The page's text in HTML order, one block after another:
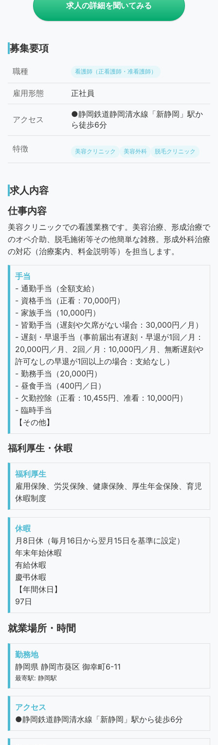
求人の詳細を聞いてみる
募集要項
職種 看護師（正看護師・准看護師）
雇用形態 正社員
アクセス
●静岡鉄道静岡清水線「新静岡」駅か
ら徒歩6分
特徴 美容クリニック 美容外科 脱毛クリニック
求人内容
仕事内容
美容クリニックでの看護業務です。美容治療、形成治療で
のオペ介助、脱毛施術等その他簡単な雑務。形成外科治療
の対応（治療案内、料金説明等）を担当します。
手当
- 通勤手当（全額支給）
- 資格手当（正看：70,000円）
- 家族手当（10,000円）
- 皆勤手当（遅刻や欠席がない場合：30,000円／月）
- 遅刻・早退手当（事前届出有遅刻・早退が1回／月：
20,000円／月、2回／月：10,000円／月、無断遅刻や
許可なしの早退が1回以上の場合：支給なし）
- 勤務手当（20,000円）
- 昼食手当（400円／日）
- 欠勤控除（正看：10,455円、准看：10,000円）
- 臨時手当
【その他】
福利厚生・休暇
福利厚生
雇用保険、労災保険、健康保険、厚生年金保険、育児
休暇制度
休暇
月8日休（毎月16日から翌月15日を基準に設定）
年末年始休暇
有給休暇
慶弔休暇
【年間休日】
97日
就業場所・時間
勤務地
静岡県 静岡市葵区 御幸町6-11
最寄駅: 静岡駅
アクセス
●静岡鉄道静岡清水線「新静岡」駅から徒歩6分